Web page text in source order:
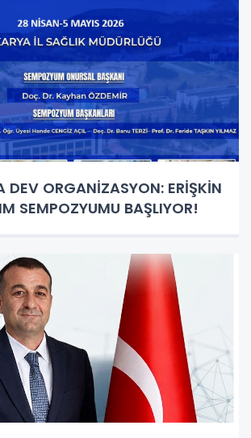
DEV ORGANİZASYON: ERİŞKİN
SEMPOZYUMU BAŞLIYOR!